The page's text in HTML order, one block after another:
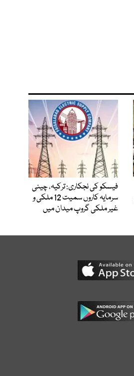
فیسکو کی نجکاری: ترکیہ، چینی
سرمایہ کاروں سمیت 12 ملکی و
غیر ملکی گروپ میدان میں